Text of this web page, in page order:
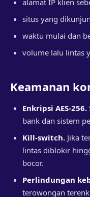
alamat IP klien
situs yang
waktu mulai dan
volume lalu lintas
Keamanan
Enkripsi AES-256.
bank dan sistem
Kill-switch. Jika
lintas diblokir
bocor.
Perlindungan
terowongan